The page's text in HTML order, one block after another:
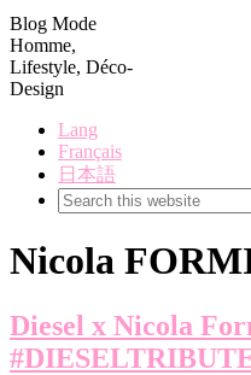
Blog Mode
Homme,
Lifestyle, Déco-
Design
Lang
Français
日本語
Search
this
Nicola
Diesel x Nicola